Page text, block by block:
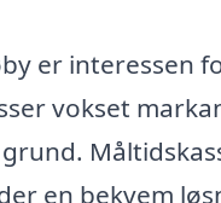
er interessen
vokset
en bekvem